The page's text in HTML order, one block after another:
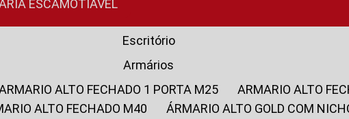
ESCAMOTIAVEL
Escritório
Armários
ARMARIO ALTO FECHADO 1 PORTA M25
ARMARIO ALTO
ALTO FECHADO M40
ÁRMARIO ALTO GOLD COM